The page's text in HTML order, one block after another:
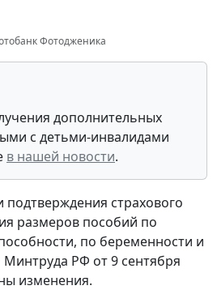
Фотодженика
дополнительных
с детьми-инвалидами
в нашей новости.
подтверждения страхового
размеров пособий по
по беременности и
РФ от 9 сентября
изменения.